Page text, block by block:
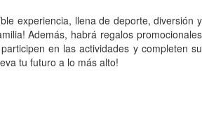
experiencia, llena de deporte, diversión y
Además, habrá regalos promocionales
en las actividades y completen su
tu futuro a lo más alto!